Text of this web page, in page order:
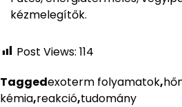
kézmelegítők.
Post Views: 114
Taggedexoterm folyamatok,
kémia,reakció,tudomány